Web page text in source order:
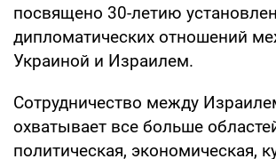
посвящено 30-летию
дипломатических отношений
Украиной и Израилем.
Сотрудничество между
охватывает все больше
политическая, экономическая,